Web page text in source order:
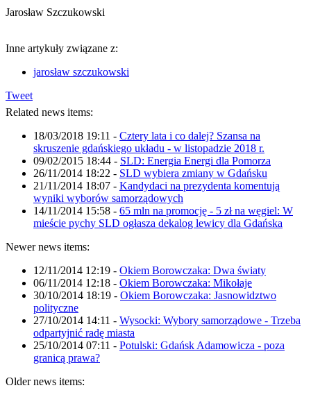
Jarosław Szczukowski
Inne artykuły związane z:
jarosław szczukowski
Tweet
Related news items:
18/03/2018 19:11 - Cztery lata i co dalej? Szansa na
skruszenie gdańskiego układu - w listopadzie 2018 r.
09/02/2015 18:44 - SLD: Energia Energi dla Pomorza
26/11/2014 18:22 - SLD wybiera zmiany w Gdańsku
21/11/2014 18:07 - Kandydaci na prezydenta komentują
wyniki wyborów samorządowych
14/11/2014 15:58 - 65 mln na promocję - 5 zł na węgiel: W
mieście pychy SLD ogłasza dekalog lewicy dla Gdańska
Newer news items:
12/11/2014 12:19 - Okiem Borowczaka: Dwa światy
06/11/2014 12:18 - Okiem Borowczaka: Mikołaje
30/10/2014 18:19 - Okiem Borowczaka: Jasnowidztwo
polityczne
27/10/2014 14:11 - Wysocki: Wybory samorządowe - Trzeba
odpartyjnić radę miasta
25/10/2014 07:11 - Potulski: Gdańsk Adamowicza - poza
granicą prawa?
Older news items: